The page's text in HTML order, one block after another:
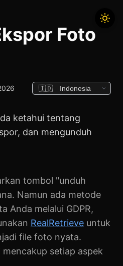
Foto
ketahui tentang
dan mengunduh
tombol "unduh
Namun ada metode
Anda melalui GDPR,
RealRetrieve untuk
file foto nyata.
setiap aspek